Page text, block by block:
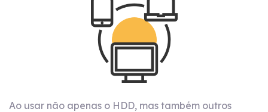
Ao usar não apenas o HDD, mas também outros